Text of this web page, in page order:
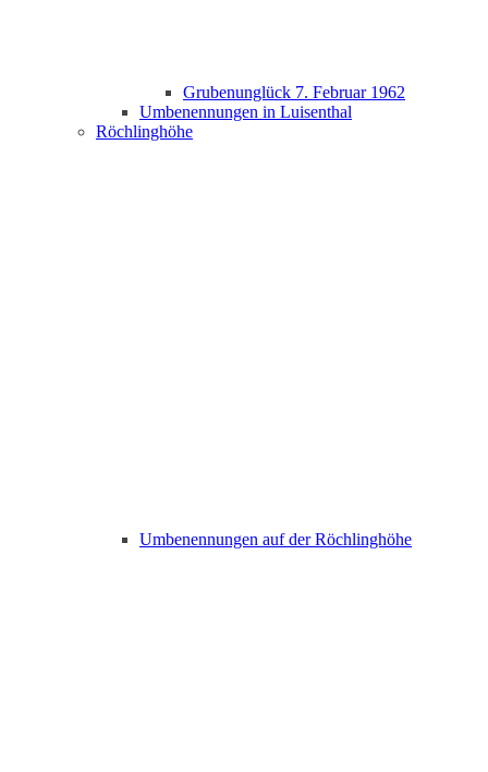
Grubenunglück 7. Februar 1962
Umbenennungen in Luisenthal
Röchlinghöhe
Umbenennungen auf der Röchlinghöhe